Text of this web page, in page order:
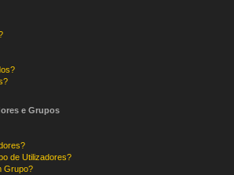
e Grupos
de Utilizadores?
Grupo?